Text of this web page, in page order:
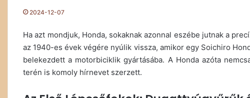
2024-12-07
Ha azt mondjuk, Honda, sokaknak azonnal eszébe jutnak a
az 1940-es évek végére nyúlik vissza, amikor egy Soichiro
belekezdett a motorbiciklik gyártásába. A Honda azóta
terén is komoly hírnevet szerzett.